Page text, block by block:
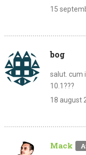
15
bog
salut. cum
10.1???
18 august
Mack